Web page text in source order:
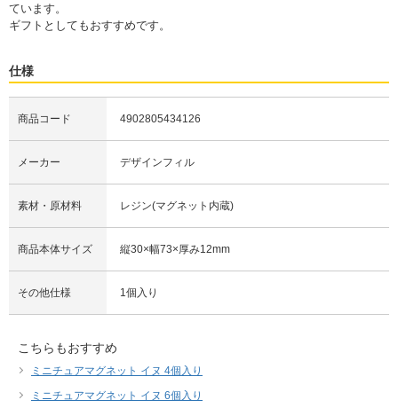
ています。
ギフトとしてもおすすめです。
仕様
商品コード 4902805434126
メーカー デザインフィル
素材・原材料 レジン(マグネット内蔵)
商品本体サイズ 縦30×幅73×厚み12mm
その他仕様 1個入り
こちらもおすすめ
ミニチュアマグネット イヌ 4個入り
ミニチュアマグネット イヌ 6個入り